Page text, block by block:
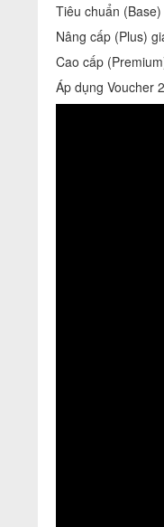
Tiêu chuẩn
Nâng cấp (Plus)
Cao cấp
Áp dụng Voucher